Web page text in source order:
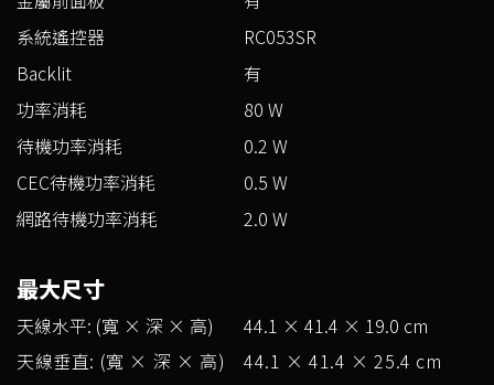
系統遙控器
RC053SR
Backlit
有
功率消耗
80 W
待機功率消耗
0.2 W
CEC待機功率消耗
0.5 W
網路待機功率消耗
2.0 W
最大尺寸
天線水平: (寬 × 深 × 高)
天線垂直: (寬 × 深 × 高)
44.1 × 41.4 × 19.0 cm
44.1 × 41.4 × 25.4 cm